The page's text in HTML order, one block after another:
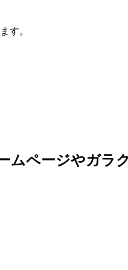
す。
ムページやガラ